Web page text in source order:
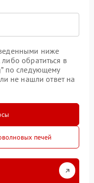
ниже
обратиться в
по следующему
не нашли ответ на
печей